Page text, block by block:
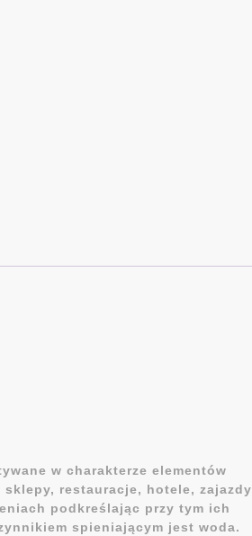
w charakterze elementów
restauracje, hotele, zajazdy
podkreślając przy tym ich
spieniającym jest woda.